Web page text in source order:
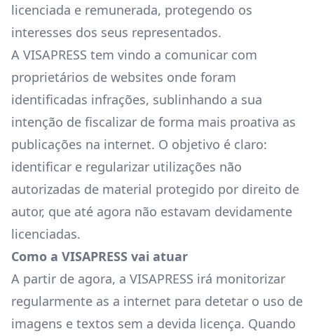
licenciada e remunerada, protegendo os
interesses dos seus representados.
A VISAPRESS tem vindo a comunicar com
proprietários de websites onde foram
identificadas infrações, sublinhando a sua
intenção de fiscalizar de forma mais proativa as
publicações na internet. O objetivo é claro:
identificar e regularizar utilizações não
autorizadas de material protegido por direito de
autor, que até agora não estavam devidamente
licenciadas.
Como a VISAPRESS vai atuar
A partir de agora, a VISAPRESS irá monitorizar
regularmente as a internet para detetar o uso de
imagens e textos sem a devida licença. Quando